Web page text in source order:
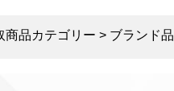
商品カテゴリー > ブランド品